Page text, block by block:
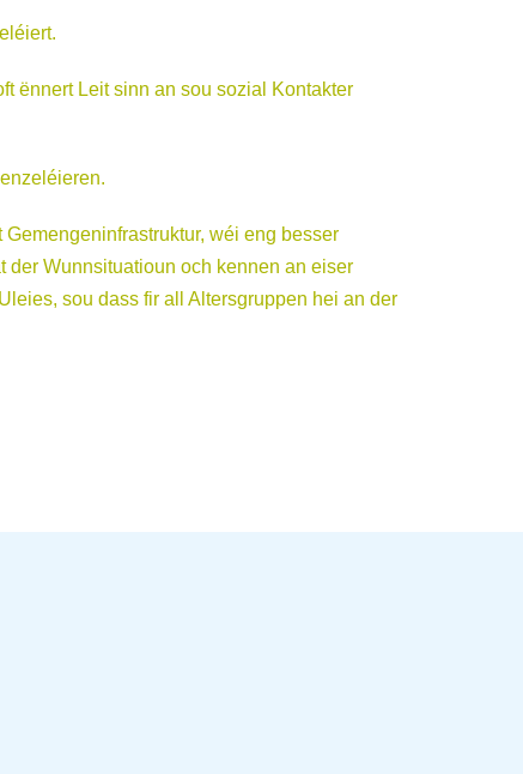
ënnert Leit sinn an sou sozial Kontakter
wéi eng besser
der Wunnsituatioun och kennen an eiser
sou dass fir all Altersgruppen hei an der